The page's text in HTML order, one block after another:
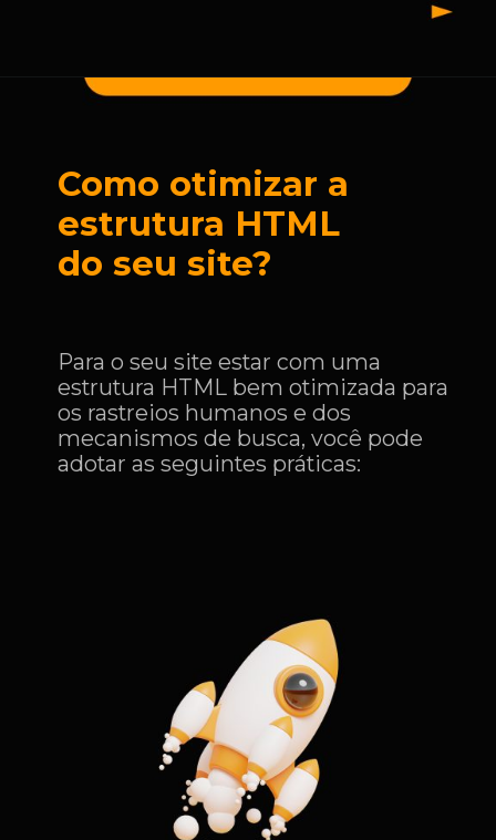
Como otimizar a
estrutura HTML
do seu site?
Para o seu site estar com uma
estrutura HTML bem otimizada para
os rastreios humanos e dos
mecanismos de busca, você pode
adotar as seguintes práticas: